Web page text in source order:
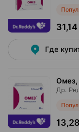
Где
Омез,
Др.